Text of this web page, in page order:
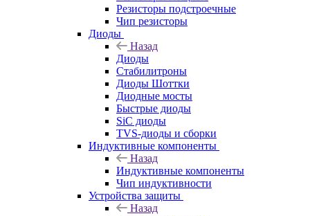
Резисторы подстроечные
Чип резисторы
Диоды
Назад
Диоды
Стабилитроны
Диоды Шоттки
Диодные мосты
Быстрые диоды
SiC диоды
TVS-диоды и сборки
Индуктивные компоненты
Назад
Индуктивные компоненты
Чип индуктивности
Устройства защиты
Назад